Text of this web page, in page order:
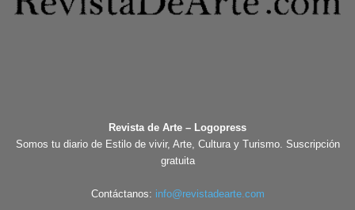
Revista de Arte – Logopress
Somos tu diario de Estilo de vivir, Arte, Cultura y Turismo. Suscripción
gratuita
Contáctanos: info@revistadearte.com